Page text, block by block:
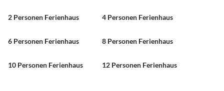
2 Personen Ferienhaus 4 Personen Ferienhaus
6 Personen Ferienhaus 8 Personen Ferienhaus
10 Personen Ferienhaus 12 Personen Ferienhaus